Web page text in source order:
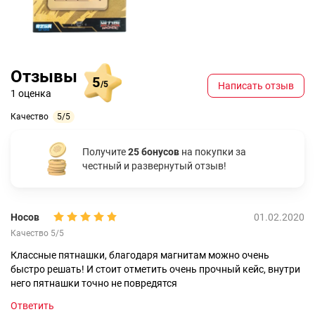
Отзывы
1 оценка
5/5
Качество 5/5
Написать отзыв
Получите25 бонусов на покупки за
честный и развернутый отзыв!
Носов 01.02.2020
Качество 5/5
Классные пятнашки, благодаря магнитам можно очень
быстро решать! И стоит отметить очень прочный кейс, внутри
него пятнашки точно не повредятся
Ответить